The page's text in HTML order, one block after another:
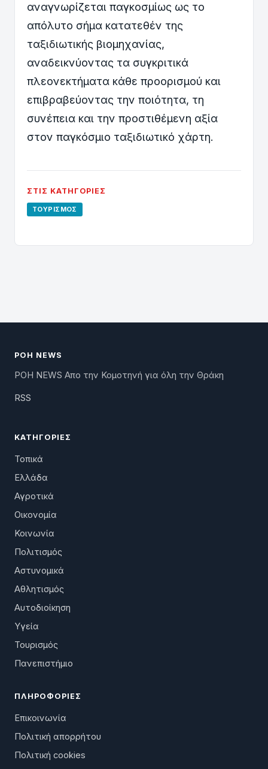
αναγνωρίζεται παγκοσμίως ως το
απόλυτο σήμα κατατεθέν της
ταξιδιωτικής βιομηχανίας,
αναδεικνύοντας τα συγκριτικά
πλεονεκτήματα κάθε προορισμού και
επιβραβεύοντας την ποιότητα, τη
συνέπεια και την προστιθέμενη αξία
στον παγκόσμιο ταξιδιωτικό χάρτη.
ΣΤΙΣ ΚΑΤΗΓΟΡΊΕΣ
ΤΟΥΡΙΣΜΌΣ
ΡΟΗ NEWS
ΡΟΗ NEWS Απο την Κομοτηνή για όλη την Θράκη
RSS
ΚΑΤΗΓΟΡΊΕΣ
Τοπικά
Ελλάδα
Αγροτικά
Οικονομία
Κοινωνία
Πολιτισμός
Αστυνομικά
Αθλητισμός
Αυτοδιοίκηση
Υγεία
Τουρισμός
Πανεπιστήμιο
ΠΛΗΡΟΦΟΡΊΕΣ
Επικοινωνία
Πολιτική απορρήτου
Πολιτική cookies